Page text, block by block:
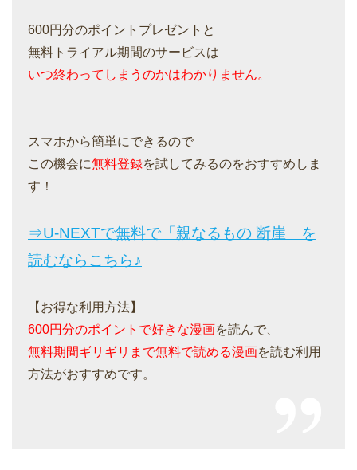
600円分のポイントプレゼントと
無料トライアル期間のサービスは
いつ終わってしまうのかはわかりません。
スマホから簡単にできるので
この機会に無料登録を試してみるのをおすすめしま
す！
⇒U-NEXTで無料で「親なるもの 断崖」を
読むならこちら♪
【お得な利用方法】
600円分のポイントで好きな漫画を読んで、
無料期間ギリギリまで無料で読める漫画を読む利用
方法がおすすめです。